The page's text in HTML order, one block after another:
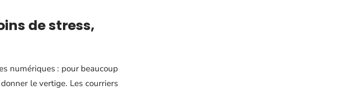
de stress,
numériques : pour beaucoup
le vertige. Les courriers